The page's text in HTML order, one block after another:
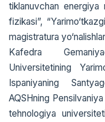
tiklanuvchan
fizikasi”,
magistratura
Kafedra
Universitetining
Ispaniyaning
AQSHning
tehnologiya